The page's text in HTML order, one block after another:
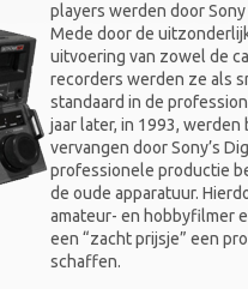
players werden door
Mede door de
uitvoering van zowel de
recorders werden ze als
standaard in de
jaar later, in 1993, werden
vervangen door Sony’s
professionele productie
de oude apparatuur.
amateur- en hobbyfilmer
een “zacht prijsje” een
schaffen.